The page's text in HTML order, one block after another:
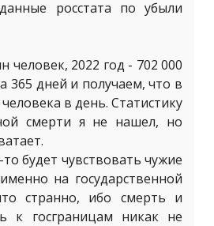
росстата по убыли
человек, 2022 год - 702 000
365 дней и получаем, что в
в день. Статистику
смерти я не нашел, но
будет чувствовать чужие
на государственной
странно, ибо смерть и
к госграницам никак не